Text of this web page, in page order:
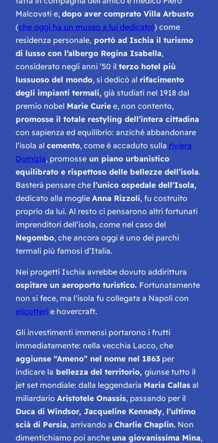
Malcovati e, dopo aver comprato Villa Arbusto
(che oggi ha un museo a lui dedicato!) come
residenza personale, portò ad Ischia il turismo
di lusso con l’albergo Regina Isabella,
considerato negli anni ’50 il terzo hotel più
lussuoso del mondo, si dedicò al rifacimento
degli impianti termali, già studiati nel 1918 dal
premio nobel Marie Curie e, non contento,
promosse il totale restyling dell’intera cittadina
con sapienza ed equilibrio: anziché abbandonare
l’isola al cemento, come è accaduto sulla riviera
Domizia, promosse un piano urbanistico
equilibrato e rispettoso delle bellezze dell’isola.
Basterà pensare che l’unico ospedale dell’Isola,
dedicato alla moglie Anna Rizzoli, fu costruito
proprio da lui. Al resto ci pensarono altri fortunati
imprenditori dell’isola, come nel caso del
Negombo, che ancora oggi è uno dei parchi
termali più famosi d’Italia.
Nei progetti Ischia avrebbe dovuto addirittura
ospitare un aeroporto turistico. Fortunatamente
non si fece, ma l’isola fu collegata a Napoli con
elicotteri e hovercraft.
Gli investimenti immensi portarono i frutti
immediatamente: nella vecchia Lacco, che
aggiunse “Ameno” nel nome nel 1863 per
indicare la bellezza del territorio, giunse tutto il
jet set mondiale: dalla leggendaria Maria Callas al
miliardario Aristotele Onassis, passando per il
Duca di Windsor, Jacqueline Kennedy, l’ultimo
scià di Persia, arrivando a Charlie Chaplin. Non
dimentichiamo poi anche una giovanissima Mina,